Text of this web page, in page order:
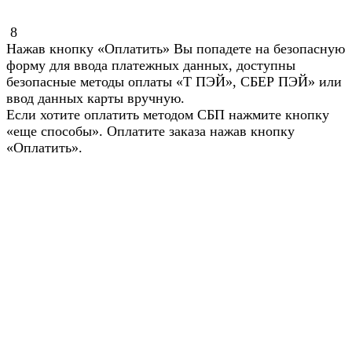
8
Нажав кнопку «Оплатить» Вы попадете на безопасную
форму для ввода платежных данных, доступны
безопасные методы оплаты «Т ПЭЙ», СБЕР ПЭЙ» или
ввод данных карты вручную.
Если хотите оплатить методом СБП нажмите кнопку
«еще способы». Оплатите заказа нажав кнопку
«Оплатить».